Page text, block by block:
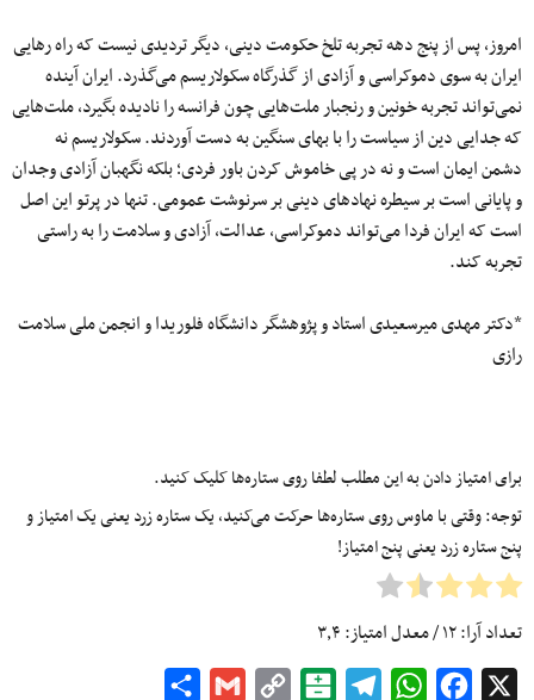
امروز، پس از پنج دهه تجربه تلخ حکومت دینی، دیگر تردیدی نیست که راه رهایی
ایران به سوی دموکراسی و آزادی از گذرگاه سکولاریسم می‌گذرد. ایران آینده
نمی‌تواند تجربه خونین و رنجبار ملت‌هایی چون فرانسه را نادیده بگیرد، ملت‌هایی
که جدایی دین از سیاست را با بهای سنگین به‌ دست آوردند. سکولاریسم نه
دشمن ایمان است و نه در پی خاموش کردن باور فردی؛ بلکه نگهبان آزادی وجدان
و پایانی است بر سیطره نهادهای دینی بر سرنوشت عمومی. تنها در پرتو این اصل
است که ایران فردا می‌تواند دموکراسی، عدالت، آزادی و سلامت را به‌ راستی
تجربه کند.
*دکتر مهدی میرسعیدی استاد و پژوهشگر دانشگاه فلوریدا و انجمن ملی سلامت
رازی
برای امتیاز دادن به این مطلب لطفا روی ستاره‌ها کلیک کنید.
توجه: وقتی با ماوس روی ستاره‌ها حرکت می‌کنید، یک ستاره زرد یعنی یک امتیاز و
پنج ستاره زرد یعنی پنج امتیاز!
تعداد آرا:۱۲/ معدل امتیاز:۳٫۴
Facebook
WhatsApp
Telegram
Balatarin
Copy
Gmail